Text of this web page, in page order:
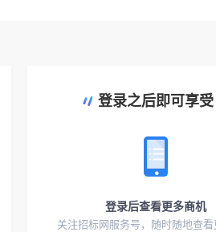
登录之后即可享受
登录后查看更多商机
关注招标网服务号，随时随地查